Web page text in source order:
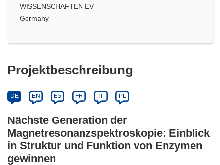
WISSENSCHAFTEN EV
Germany
Projektbeschreibung
DE EN ES FR IT PL
Nächste Generation der
Magnetresonanzspektroskopie: Einblick
in Struktur und Funktion von Enzymen
gewinnen